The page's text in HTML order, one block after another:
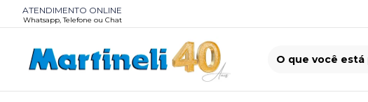
ATENDIMENTO ONLINE
Whatsapp, Telefone ou Chat